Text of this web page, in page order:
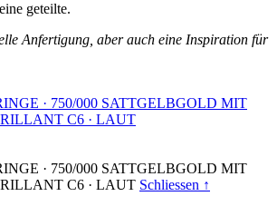
geteilte.
Anfertigung, aber auch eine Inspiration für
· 750/000 SATTGELBGOLD MIT
C6 · LAUT
· 750/000 SATTGELBGOLD MIT
C6 · LAUT Schliessen ↑